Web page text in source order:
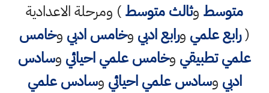
متوسط وثالث متوسط) ومرحلة الاعدادية
(رابع علمي ورابع ادبي وخامس ادبي وخامس
علمي تطبيقي وخامس علمي احيائي وسادس
ادبي وسادس علمي احيائي وسادس علمي